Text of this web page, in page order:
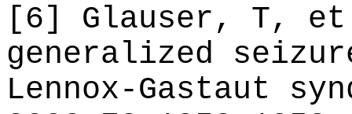
[6] Glauser, T,
generalized
Lennox-Gastaut